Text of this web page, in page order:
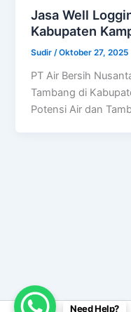
Jasa Well
Kabupaten
Sudir /Oktober 27, 2025
PT Air Bersih
Tambang di
Potensi Air dan
Need Help?